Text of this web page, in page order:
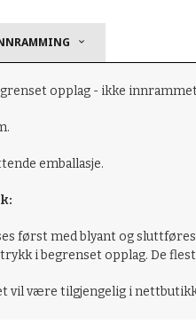
opplag - ikke
emballasje.
først med blyant og
i begrenset opplag. De
vil være tilgjengelig i